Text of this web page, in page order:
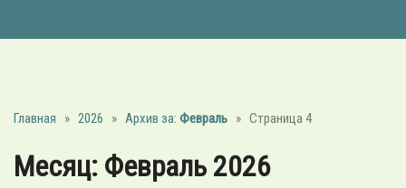
Главная » 2026 » Архив за: Февраль » Страница 4
Месяц: Февраль 2026